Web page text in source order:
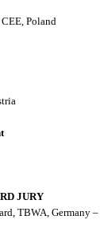
Poland
JURY
TBWA, Germany –